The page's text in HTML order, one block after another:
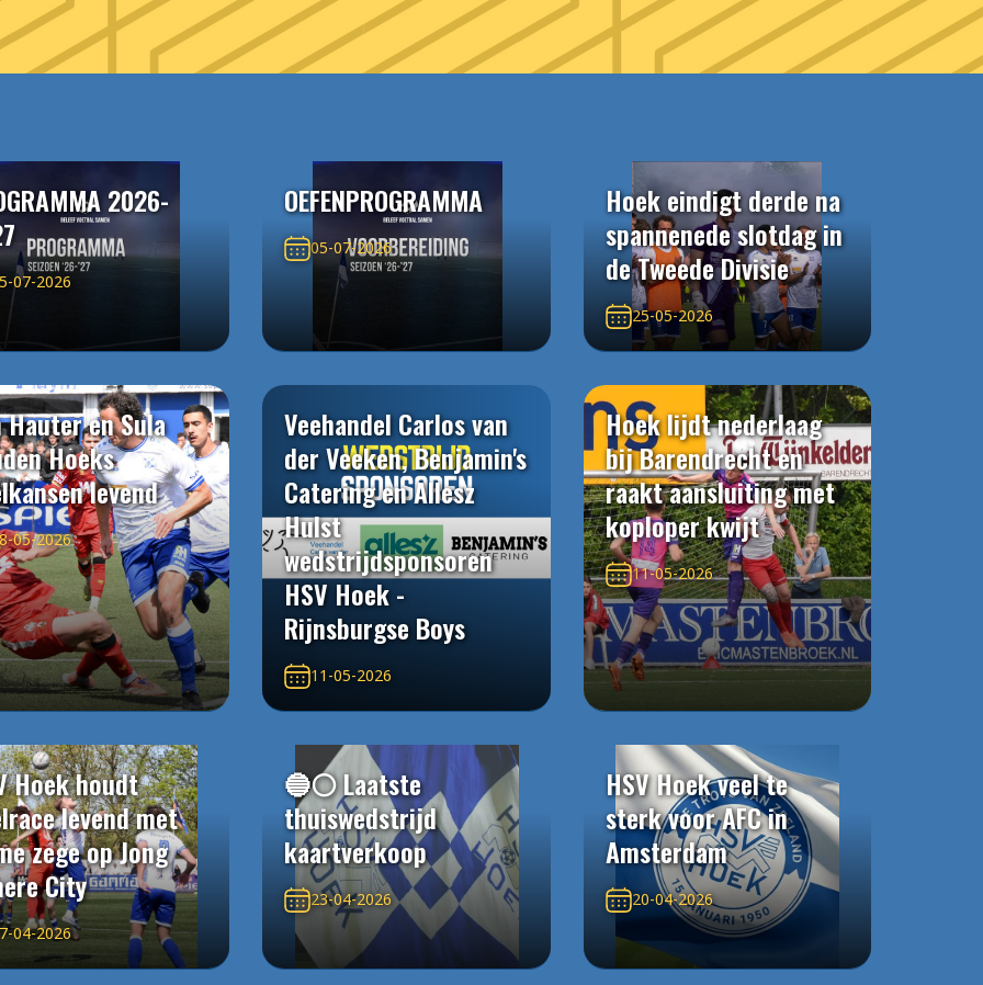
2026-
07-2026
OEFENPROGRAMMA
05-07-2026
Hoek eindigt derde na
spannenede slotdag in
de Tweede Divisie
25-05-2026
Hauter en Sula
Hoeks
levend
05-2026
Veehandel Carlos van
der Veeken, Benjamin's
Catering en Allesz
Hulst
wedstrijdsponsoren
HSV Hoek -
Rijnsburgse Boys
11-05-2026
Hoek lijdt nederlaag
bij Barendrecht en
raakt aansluiting met
koploper kwijt
11-05-2026
Hoek houdt
levend met
zege op Jong
City
04-2026
🔵⚪️ Laatste
thuiswedstrijd
kaartverkoop
23-04-2026
HSV Hoek veel te
sterk voor AFC in
Amsterdam
20-04-2026